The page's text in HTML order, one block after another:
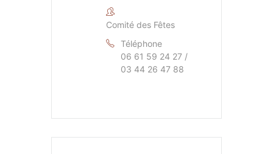
Comité des Fêtes
Téléphone
06 61 59 24 27 /
03 44 26 47 88